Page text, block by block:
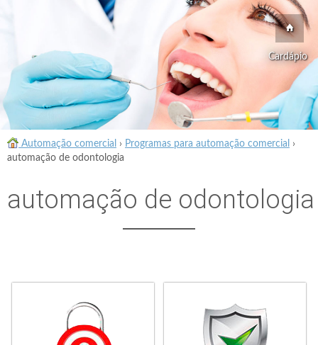
Cardápio
Automação comercial › Programas para automação comercial
›
automação de odontologia
automação de odontologia